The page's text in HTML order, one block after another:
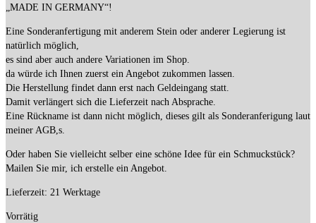
„MADE IN GERMANY“!
Eine Sonderanfertigung mit anderem Stein oder anderer Legierung ist
natürlich möglich,
es sind aber auch andere Variationen im Shop.
da würde ich Ihnen zuerst ein Angebot zukommen lassen.
Die Herstellung findet dann erst nach Geldeingang statt.
Damit verlängert sich die Lieferzeit nach Absprache.
Eine Rückname ist dann nicht möglich, dieses gilt als Sonderanferigung laut
meiner AGB,s.
Oder haben Sie vielleicht selber eine schöne Idee für ein Schmuckstück?
Mailen Sie mir, ich erstelle ein Angebot.
Lieferzeit: 21 Werktage
Vorrätig